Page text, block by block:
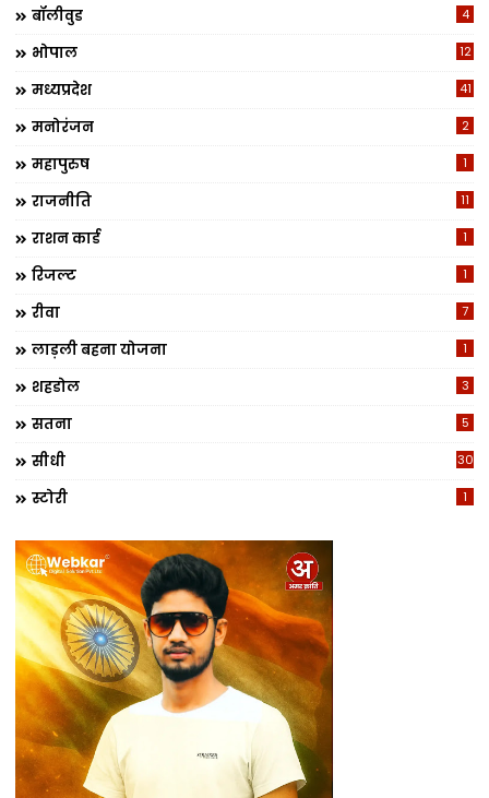
बॉलीवुड 4
भोपाल 12
मध्यप्रदेश 41
मनोरंजन 2
महापुरुष 1
राजनीति 11
राशन कार्ड 1
रिजल्ट 1
रीवा 7
लाड़ली बहना योजना 1
शहडोल 3
सतना 5
सीधी 30
स्टोरी 1